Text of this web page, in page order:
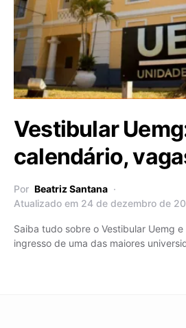
Vestibular
calendário,
Por Beatriz Santana
Atualizado em 24 de dezembro de
Saiba tudo sobre o Vestibular Uemg
ingresso de uma das maiores